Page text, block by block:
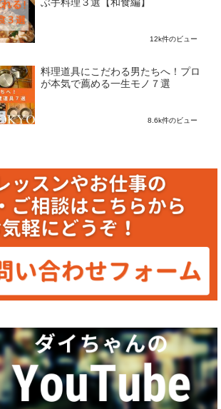
ぶ手料理３選【和食編】
12k件のビュー
料理道具にこだわる男たちへ！プロ
が本気で薦める一生モノ７選
8.6k件のビュー